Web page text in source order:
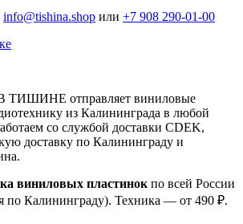
info@tishina.shop или +7 908 290-01-00
отправляет виниловые
из Калининграда в любой
со службой доставки CDEK,
доставку по Калининграду и
виниловых пластинок по всей России
по Калининграду). Техника — от 490 ₽.